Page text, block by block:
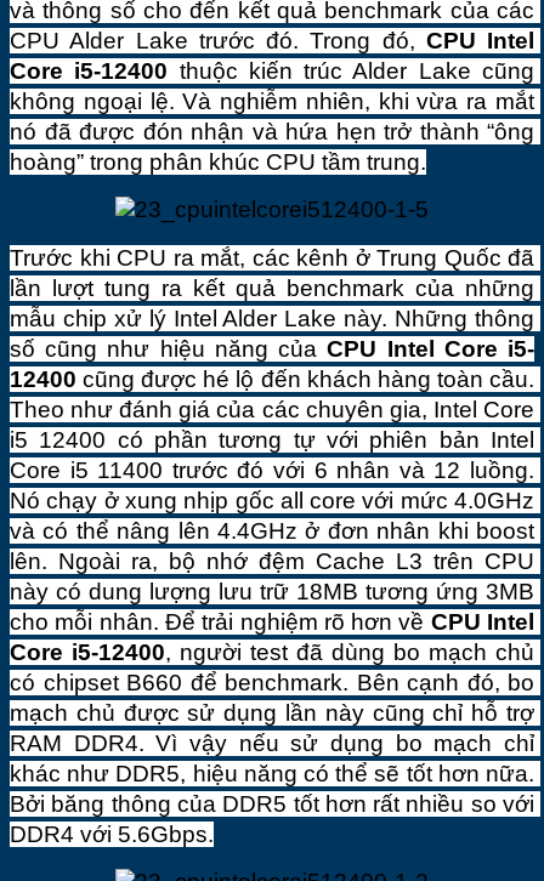
và thông số cho đến kết quả benchmark của các
CPU Alder Lake trước đó. Trong đó, CPU Intel
Core i5-12400 thuộc kiến trúc Alder Lake cũng
không ngoại lệ. Và nghiễm nhiên, khi vừa ra mắt
nó đã được đón nhận và hứa hẹn trở thành “ông
hoàng” trong phân khúc CPU tầm trung.
Trước khi CPU ra mắt, các kênh ở Trung Quốc đã
lần lượt tung ra kết quả benchmark của những
mẫu chip xử lý Intel Alder Lake này. Những thông
số cũng như hiệu năng của CPU Intel
Core i5-
12400 cũng được hé lộ đến khách hàng toàn cầu.
Theo như đánh giá của các chuyên gia, Intel Core
i5 12400 có phần tương tự với phiên bản Intel
Core i5 11400 trước đó với 6 nhân và 12 luồng.
Nó chạy ở xung nhịp gốc all core với mức 4.0GHz
và có thể nâng lên 4.4GHz ở đơn nhân khi boost
lên. Ngoài ra, bộ nhớ đệm Cache L3 trên CPU
này có dung lượng lưu trữ 18MB tương ứng 3MB
cho mỗi nhân. Để trải nghiệm rõ hơn về CPU Intel
Core i5-12400, người test đã dùng bo mạch chủ
có chipset B660 để benchmark. Bên cạnh đó, bo
mạch chủ được sử dụng lần này cũng chỉ hỗ trợ
RAM DDR4. Vì vậy nếu sử dụng bo mạch chỉ
khác như DDR5, hiệu năng có thể sẽ tốt hơn nữa.
Bởi băng thông của DDR5 tốt hơn rất nhiều so với
DDR4 với 5.6Gbps.